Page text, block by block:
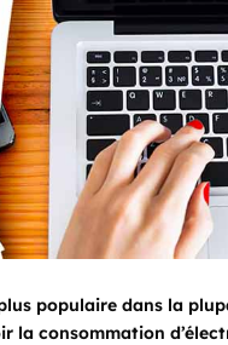
populaire dans la
la consommation